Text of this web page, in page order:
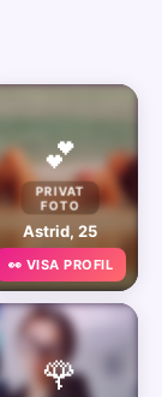
💕
PRIVAT
FOTO
Astrid, 25
👀 VISA PROFIL
🌹